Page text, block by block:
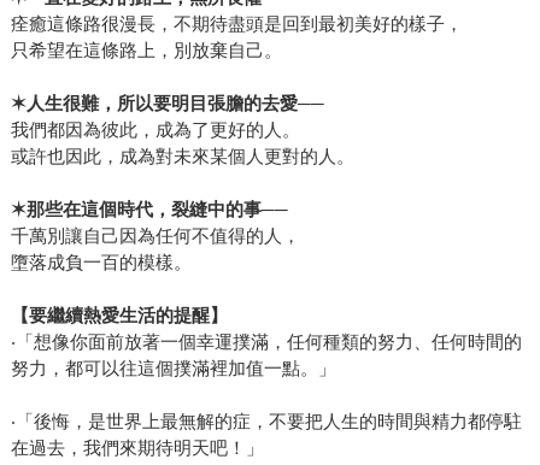
痊癒這條路很漫長，不期待盡頭是回到最初美好的樣子，
只希望在這條路上，別放棄自己。
✶人生很難，所以要明目張膽的去愛──
我們都因為彼此，成為了更好的人。
或許也因此，成為對未來某個人更對的人。
✶那些在這個時代，裂縫中的事──
千萬別讓自己因為任何不值得的人，
墮落成負一百的模樣。
【要繼續熱愛生活的提醒】
‧「想像你面前放著一個幸運撲滿，任何種類的努力、任何時間的
努力，都可以往這個撲滿裡加值一點。」
‧「後悔，是世界上最無解的症，不要把人生的時間與精力都停駐
在過去，我們來期待明天吧！」